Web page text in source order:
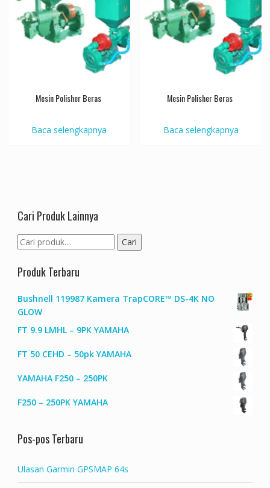
Mesin Polisher Beras
Baca selengkapnya
Mesin Polisher Beras
Baca selengkapnya
Cari Produk Lainnya
Pencarian
untuk:
Cari
Produk Terbaru
Bushnell 119987 Kamera TrapCORE™ DS-4K NO
GLOW
FT 9.9 LMHL – 9PK YAMAHA
FT 50 CEHD – 50pk YAMAHA
YAMAHA F250 – 250PK
F250 – 250PK YAMAHA
Pos-pos Terbaru
Ulasan Garmin GPSMAP 64s